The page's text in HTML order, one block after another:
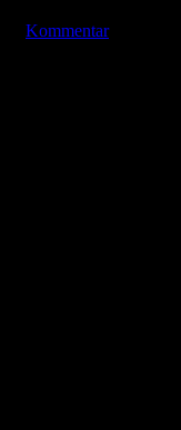
Kommentar